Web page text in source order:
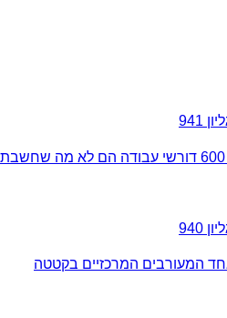
המעורבים המרכזיים בקטטה